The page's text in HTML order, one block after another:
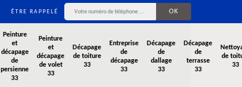
ÊTRE RAPPELÉ
Peinture
et
décapage
de
persienne
33
Peinture
et
décapage
de volet
33
Décapage
de toiture
33
Entreprise
de
décapage
33
Décapage
de
dallage
33
Décapage
de
terrasse
33
de
33